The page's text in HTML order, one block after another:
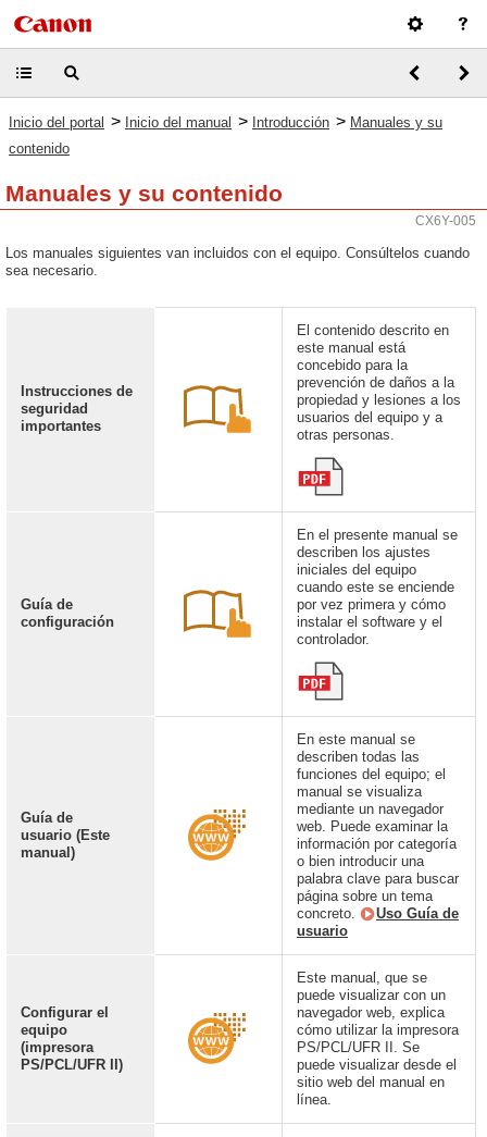
Inicio del portal > Inicio del manual > Introducción > Manuales y su
contenido
Manuales y su contenido
CX6Y-005
Los manuales siguientes van incluidos con el equipo. Consúltelos cuando
sea necesario.
Instrucciones de
seguridad
importantes
El contenido descrito en
este manual está
concebido para la
prevención de daños a la
propiedad y lesiones a los
usuarios del equipo y a
otras personas.
Guía de
configuración
En el presente manual se
describen los ajustes
iniciales del equipo
cuando este se enciende
por vez primera y cómo
instalar el software y el
controlador.
Guía de
usuario (Este
manual)
En este manual se
describen todas las
funciones del equipo; el
manual se visualiza
mediante un navegador
web. Puede examinar la
información por categoría
o bien introducir una
palabra clave para buscar
página sobre un tema
concreto.
Uso Guía de
usuario
Configurar el
equipo
(impresora
PS/PCL/UFR II)
Este manual, que se
puede visualizar con un
navegador web, explica
cómo utilizar la impresora
PS/PCL/UFR II. Se
puede visualizar desde el
sitio web del manual en
línea.